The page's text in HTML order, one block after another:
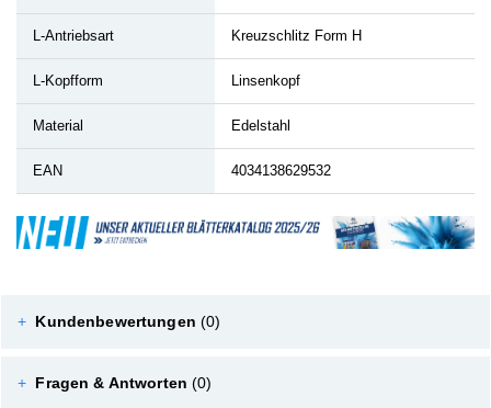
L-Antriebsart Kreuzschlitz Form H
L-Kopfform Linsenkopf
Material Edelstahl
EAN 4034138629532
+ Kundenbewertungen (0)
+ Fragen & Antworten (0)